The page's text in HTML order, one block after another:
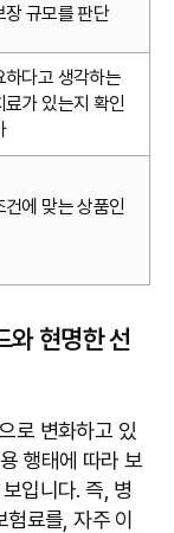
장 규모를 판단
하다고 생각하는
료가 있는지 확인
건에 맞는 상품인
현명한 선
로 변화하고 있
행태에 따라 보
입니다. 즉, 병
험료를, 자주 이